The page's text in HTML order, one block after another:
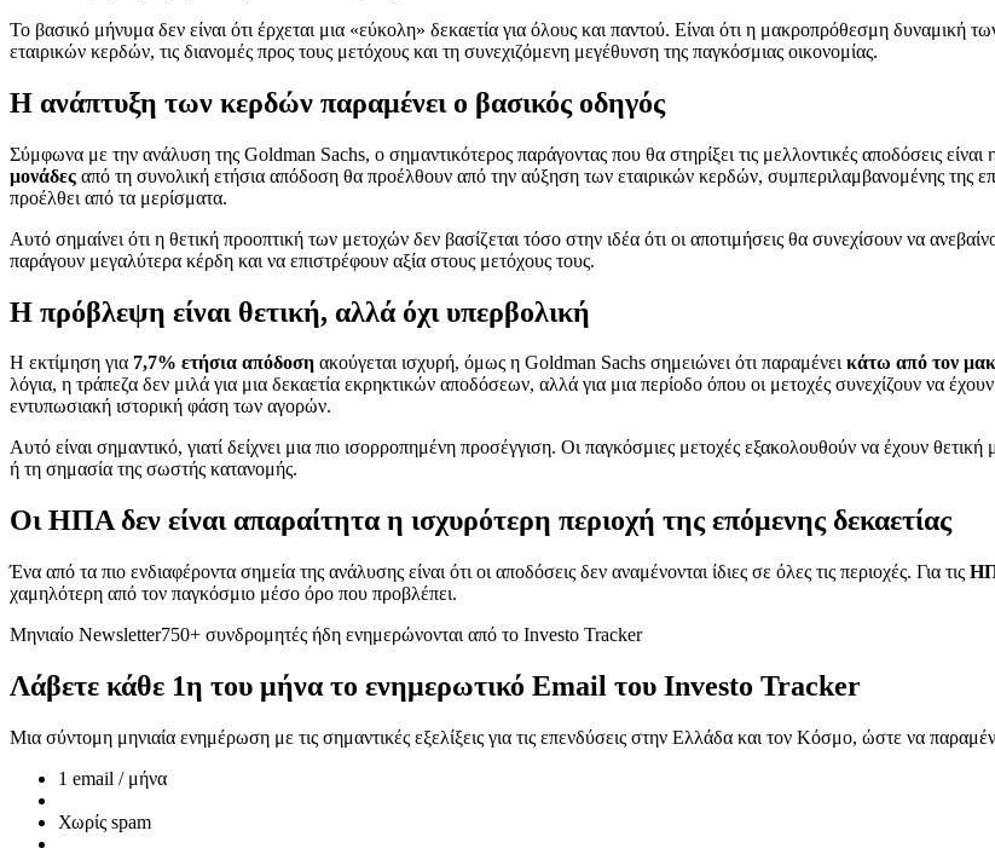
Το βασικό μήνυμα δεν είναι ότι έρχεται μια «εύκολη» δεκαετία για όλους και παντού. Είναι ότι η μακροπρόθεσμη
εταιρικών κερδών, τις διανομές προς τους μετόχους και τη συνεχιζόμενη μεγέθυνση της παγκόσμιας οικονομίας.
Η ανάπτυξη των κερδών παραμένει ο βασικός οδηγός
Σύμφωνα με την ανάλυση της Goldman Sachs, ο σημαντικότερος παράγοντας που θα στηρίξει τις μελλοντικές αποδόσεις
μονάδες από τη συνολική ετήσια απόδοση θα προέλθουν από την αύξηση των εταιρικών κερδών, συμπεριλαμβανομένης της
προέλθει από τα μερίσματα.
Αυτό σημαίνει ότι η θετική προοπτική των μετοχών δεν βασίζεται τόσο στην ιδέα ότι οι αποτιμήσεις θα συνεχίσουν να
παράγουν μεγαλύτερα κέρδη και να επιστρέφουν αξία στους μετόχους τους.
Η πρόβλεψη είναι θετική, αλλά όχι υπερβολική
Η εκτίμηση για 7,7% ετήσια απόδοση ακούγεται ισχυρή, όμως η Goldman Sachs σημειώνει ότι παραμένεικάτω από τον
λόγια, η τράπεζα δεν μιλά για μια δεκαετία εκρηκτικών αποδόσεων, αλλά για μια περίοδο όπου οι μετοχές συνεχίζουν να
εντυπωσιακή ιστορική φάση των αγορών.
Αυτό είναι σημαντικό, γιατί δείχνει μια πιο ισορροπημένη προσέγγιση. Οι παγκόσμιες μετοχές εξακολουθούν να έχουν
ή τη σημασία της σωστής κατανομής.
Οι ΗΠΑ δεν είναι απαραίτητα η ισχυρότερη περιοχή της επόμενης δεκαετίας
Ένα από τα πιο ενδιαφέροντα σημεία της ανάλυσης είναι ότι οι αποδόσεις δεν αναμένονται ίδιες σε όλες τις περιοχές. Για τις
χαμηλότερη από τον παγκόσμιο μέσο όρο που προβλέπει.
Μηνιαίο Newsletter750+ συνδρομητές ήδη ενημερώνονται από το Investo Tracker
Λάβετε κάθε 1η του μήνα το ενημερωτικό Email του Investo Tracker
Μια σύντομη μηνιαία ενημέρωση με τις σημαντικές εξελίξεις για τις επενδύσεις στην Ελλάδα και τον Κόσμο, ώστε να
1 email / μήνα
Χωρίς spam